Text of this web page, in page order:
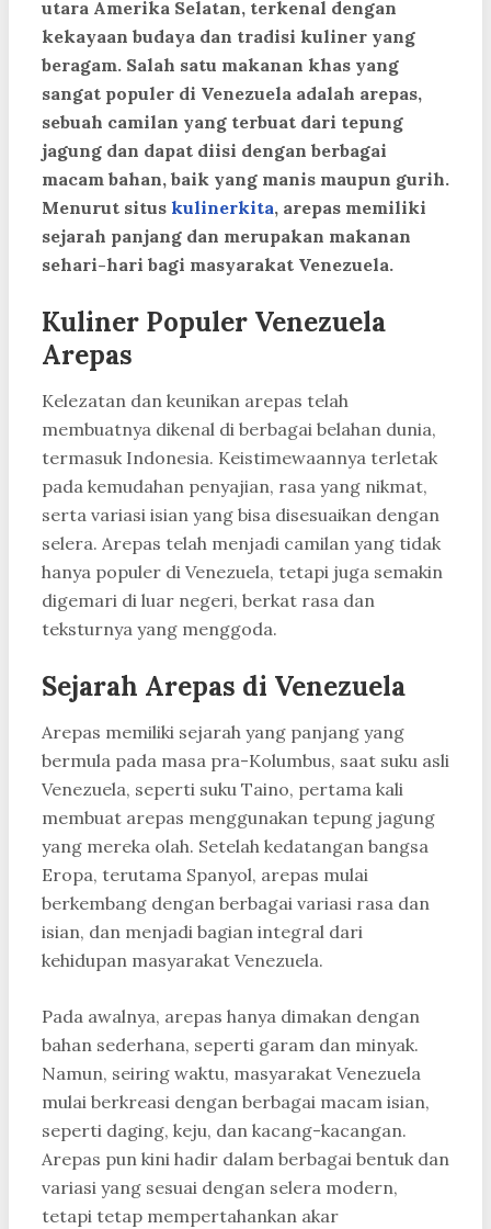
utara Amerika Selatan, terkenal dengan
kekayaan budaya dan tradisi kuliner yang
beragam. Salah satu makanan khas yang
sangat populer di Venezuela adalah arepas,
sebuah camilan yang terbuat dari tepung
jagung dan dapat diisi dengan berbagai
macam bahan, baik yang manis maupun gurih.
Menurut situs kulinerkita, arepas memiliki
sejarah panjang dan merupakan makanan
sehari-hari bagi masyarakat Venezuela.
Kuliner Populer Venezuela
Arepas
Kelezatan dan keunikan arepas telah
membuatnya dikenal di berbagai belahan dunia,
termasuk Indonesia. Keistimewaannya terletak
pada kemudahan penyajian, rasa yang nikmat,
serta variasi isian yang bisa disesuaikan dengan
selera. Arepas telah menjadi camilan yang tidak
hanya populer di Venezuela, tetapi juga semakin
digemari di luar negeri, berkat rasa dan
teksturnya yang menggoda.
Sejarah Arepas di Venezuela
Arepas memiliki sejarah yang panjang yang
bermula pada masa pra-Kolumbus, saat suku asli
Venezuela, seperti suku Taino, pertama kali
membuat arepas menggunakan tepung jagung
yang mereka olah. Setelah kedatangan bangsa
Eropa, terutama Spanyol, arepas mulai
berkembang dengan berbagai variasi rasa dan
isian, dan menjadi bagian integral dari
kehidupan masyarakat Venezuela.
Pada awalnya, arepas hanya dimakan dengan
bahan sederhana, seperti garam dan minyak.
Namun, seiring waktu, masyarakat Venezuela
mulai berkreasi dengan berbagai macam isian,
seperti daging, keju, dan kacang-kacangan.
Arepas pun kini hadir dalam berbagai bentuk dan
variasi yang sesuai dengan selera modern,
tetapi tetap mempertahankan akar